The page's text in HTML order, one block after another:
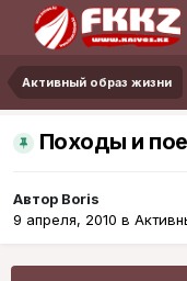
Активный образ жизни
Походы и
Автор Boris
9 апреля, 2010 в